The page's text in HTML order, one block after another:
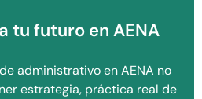
tu futuro en AENA
administrativo en AENA no
estrategia, práctica real de